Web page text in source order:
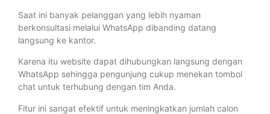
Saat ini banyak pelanggan yang lebih nyaman
berkonsultasi melalui WhatsApp dibanding datang
langsung ke kantor.
Karena itu website dapat dihubungkan langsung dengan
WhatsApp sehingga pengunjung cukup menekan tombol
chat untuk terhubung dengan tim Anda.
Fitur ini sangat efektif untuk meningkatkan jumlah calon